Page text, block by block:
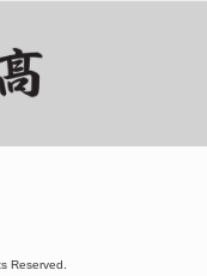
Reserved.